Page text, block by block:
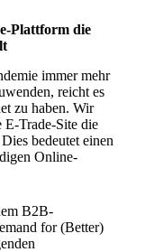
Plattform die
immer mehr
reicht es
zu haben. Wir
E-Trade-Site die
bedeutet einen
Online-
B2B-
for (Better)